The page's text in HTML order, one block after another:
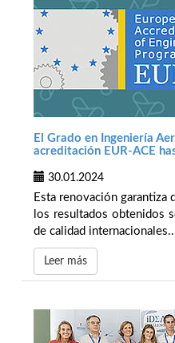
El Grado en Ingeniería
acreditación EUR-ACE
30.01.2024
Esta renovación
los resultados obtenidos
de calidad
Leer más